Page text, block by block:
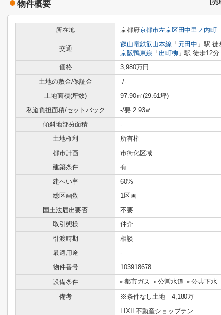
物件概要 【売
所在地 京都府京都市左京区田中里ノ内町
交通
叡山電鉄叡山本線 「 元田中 」駅 徒
京阪鴨東線 「 出町柳 」駅 徒歩12分
価格
3,980万円
土地の敷金/保証金
-/-
土地面積(坪数)
97.90㎡(29.61坪)
私道負担面積/セットバック
-/要 2.93㎡
傾斜地部分面積
-
土地権利
所有権
都市計画
市街化区域
建築条件
有
建ぺい率
60%
総区画数
1区画
国土法届出要否
不要
取引態様
仲介
引渡時期
相談
最適用途
-
物件番号
103918678
設備条件
都市ガス 公営水道 公共下水
備考 ※条件なし土地 4,180万
LIXIL不動産ショップテン